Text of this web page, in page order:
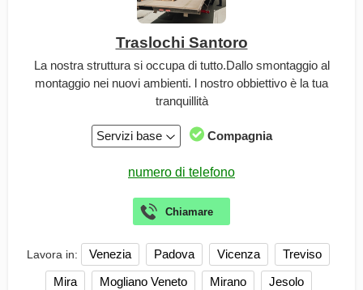
Traslochi Santoro
La nostra struttura si occupa di tutto.Dallo smontaggio al
montaggio nei nuovi ambienti. l nostro obbiettivo è la tua
tranquillità
Servizi base Compagnia
Lavora in: Venezia Padova Vicenza
Treviso
Mira
Mogliano Veneto Mirano Jesolo